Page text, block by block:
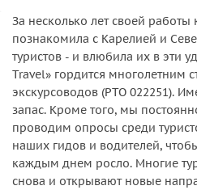
Трассовая экскурсия до
Экскурсия на фабрику
класс по изготовлению
За несколько лет своей
познакомила с Карелией и
туристов - и влюбила их в эти
Travel» гордится многолетним
экскурсоводов (РТО 022251).
запас. Кроме того, мы
проводим опросы среди
наших гидов и водителей,
каждым днем росло. Многие
снова и открывают новые